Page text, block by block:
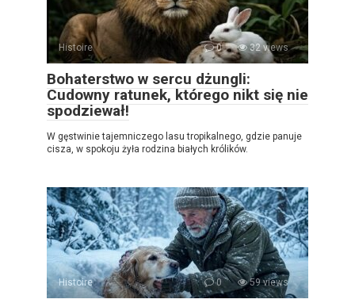
Histoire 0 32 views
Bohaterstwo w sercu dżungli:
Cudowny ratunek, którego nikt się nie
spodziewał!
W gęstwinie tajemniczego lasu tropikalnego, gdzie panuje
cisza, w spokoju żyła rodzina białych królików.
Histoire 0 59 views